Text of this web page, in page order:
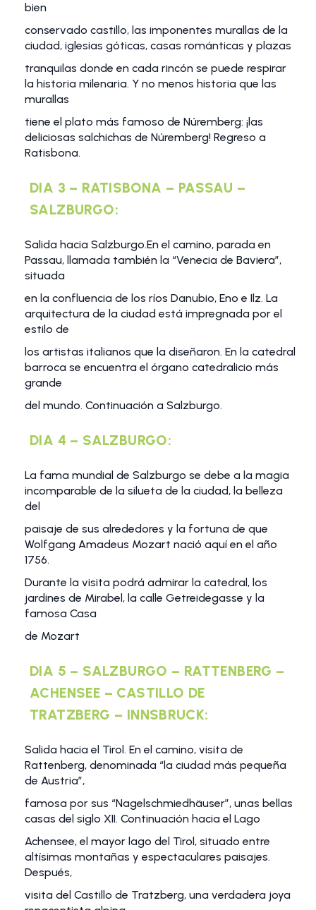
bien
conservado castillo, las imponentes murallas de la
ciudad, iglesias góticas, casas románticas y plazas
tranquilas donde en cada rincón se puede respirar
la historia milenaria. Y no menos historia que las
murallas
tiene el plato más famoso de Núremberg: ¡las
deliciosas salchichas de Núremberg! Regreso a
Ratisbona.
DIA 3 – RATISBONA – PASSAU –
SALZBURGO:
Salida hacia Salzburgo.En el camino, parada en
Passau, llamada también la “Venecia de Baviera”,
situada
en la confluencia de los ríos Danubio, Eno e Ilz. La
arquitectura de la ciudad está impregnada por el
estilo de
los artistas italianos que la diseñaron. En la catedral
barroca se encuentra el órgano catedralicio más
grande
del mundo. Continuación a Salzburgo.
DIA 4 – SALZBURGO:
La fama mundial de Salzburgo se debe a la magia
incomparable de la silueta de la ciudad, la belleza
del
paisaje de sus alrededores y la fortuna de que
Wolfgang Amadeus Mozart nació aquí en el año
1756.
Durante la visita podrá admirar la catedral, los
jardines de Mirabel, la calle Getreidegasse y la
famosa Casa
de Mozart
DIA 5 – SALZBURGO – RATTENBERG –
ACHENSEE – CASTILLO DE
TRATZBERG – INNSBRUCK:
Salida hacia el Tirol. En el camino, visita de
Rattenberg, denominada “la ciudad más pequeña
de Austria”,
famosa por sus “Nagelschmiedhäuser”, unas bellas
casas del siglo XII. Continuación hacia el Lago
Achensee, el mayor lago del Tirol, situado entre
altísimas montañas y espectaculares paisajes.
Después,
visita del Castillo de Tratzberg, una verdadera joya